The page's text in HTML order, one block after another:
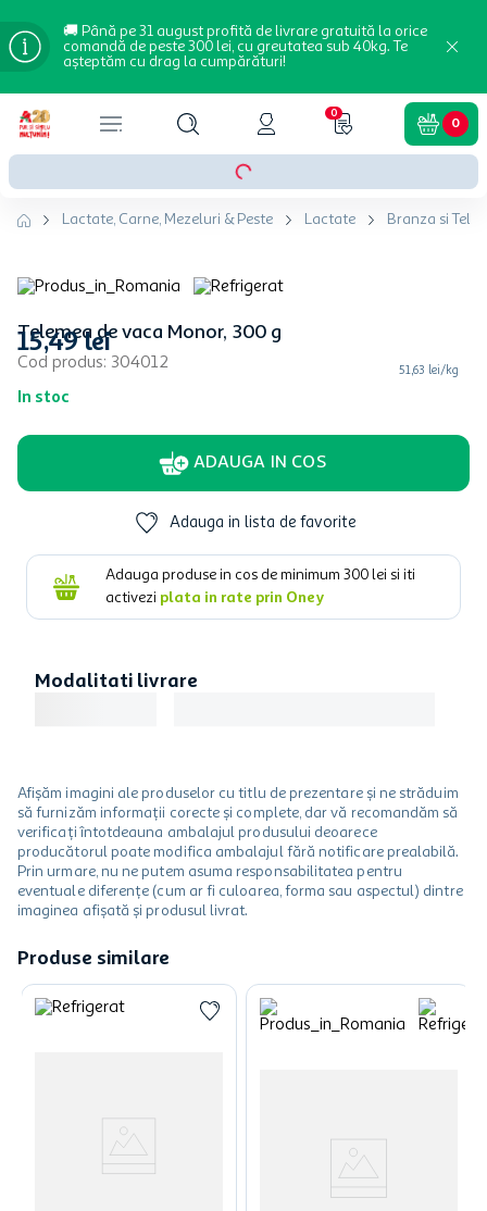
🚚 Până pe 31 august profită de livrare gratuită la orice
comandă de peste 300 lei, cu greutatea sub 40kg. Te
așteptăm cu drag la cumpărături!
0
0
Lactate, Carne, Mezeluri & Peste Lactate Branza si
Telemea de vaca Monor, 300 g
Cod produs: 304012
In stoc
15,49lei
51,63 lei/kg
ADAUGA IN COS
Adauga in lista de favorite
Adauga produse in cos de minimum 300 lei si iti
activezi plata in rate prin Oney
Modalitati livrare
Afișăm imagini ale produselor cu titlu de prezentare și ne străduim
să furnizăm informații corecte și complete, dar vă recomandăm să
verificați întotdeauna ambalajul produsului deoarece
producătorul poate modifica ambalajul fără notificare prealabilă.
Prin urmare, nu ne putem asuma responsabilitatea pentru
eventuale diferențe (cum ar fi culoarea, forma sau aspectul) dintre
imaginea afișată și produsul livrat.
Produse similare